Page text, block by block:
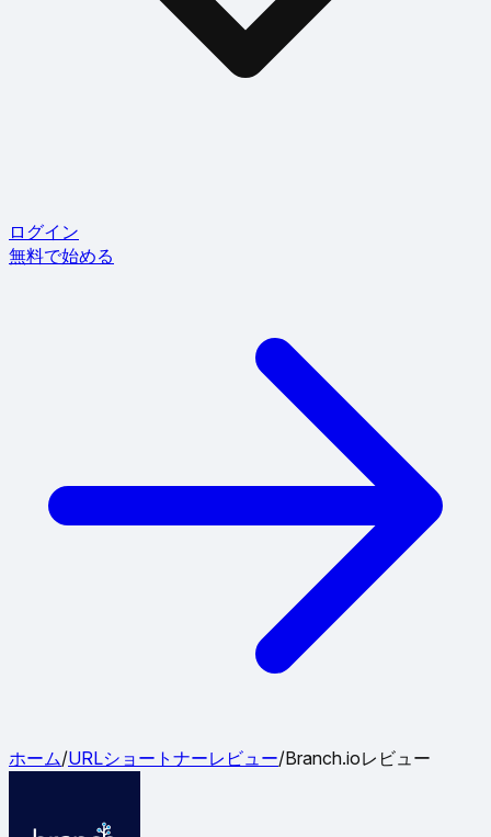
ログイン
無料で始める
ホーム/URLショートナーレビュー/Branch.ioレビュー